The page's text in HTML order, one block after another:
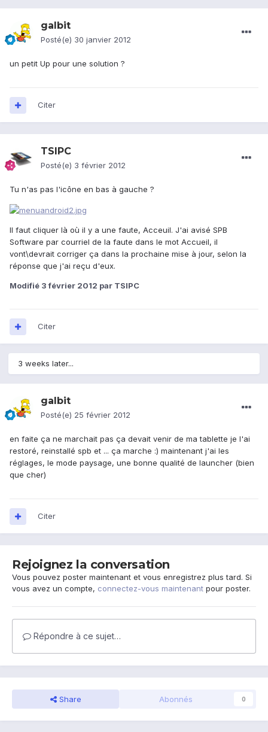
galbit
Posté(e) 30 janvier 2012
un petit Up pour une solution ?
Citer
TSIPC
Posté(e) 3 février 2012
Tu n'as pas l'icône en bas à gauche ?
Il faut cliquer là où il y a une faute, Acceuil. J'ai avisé SPB
Software par courriel de la faute dans le mot Accueil, il
vont\devrait corriger ça dans la prochaine mise à jour, selon la
réponse que j'ai reçu d'eux.
Modifié 3 février 2012 par TSIPC
Citer
3 weeks later...
galbit
Posté(e) 25 février 2012
en faite ça ne marchait pas ça devait venir de ma tablette je l'ai
restoré, reinstallé spb et ... ça marche :) maintenant j'ai les
réglages, le mode paysage, une bonne qualité de launcher (bien
que cher)
Citer
Rejoignez la conversation
Vous pouvez poster maintenant et vous enregistrez plus tard. Si
vous avez un compte, connectez-vous maintenant pour poster.
Répondre à ce sujet…
Share Abonnés 0